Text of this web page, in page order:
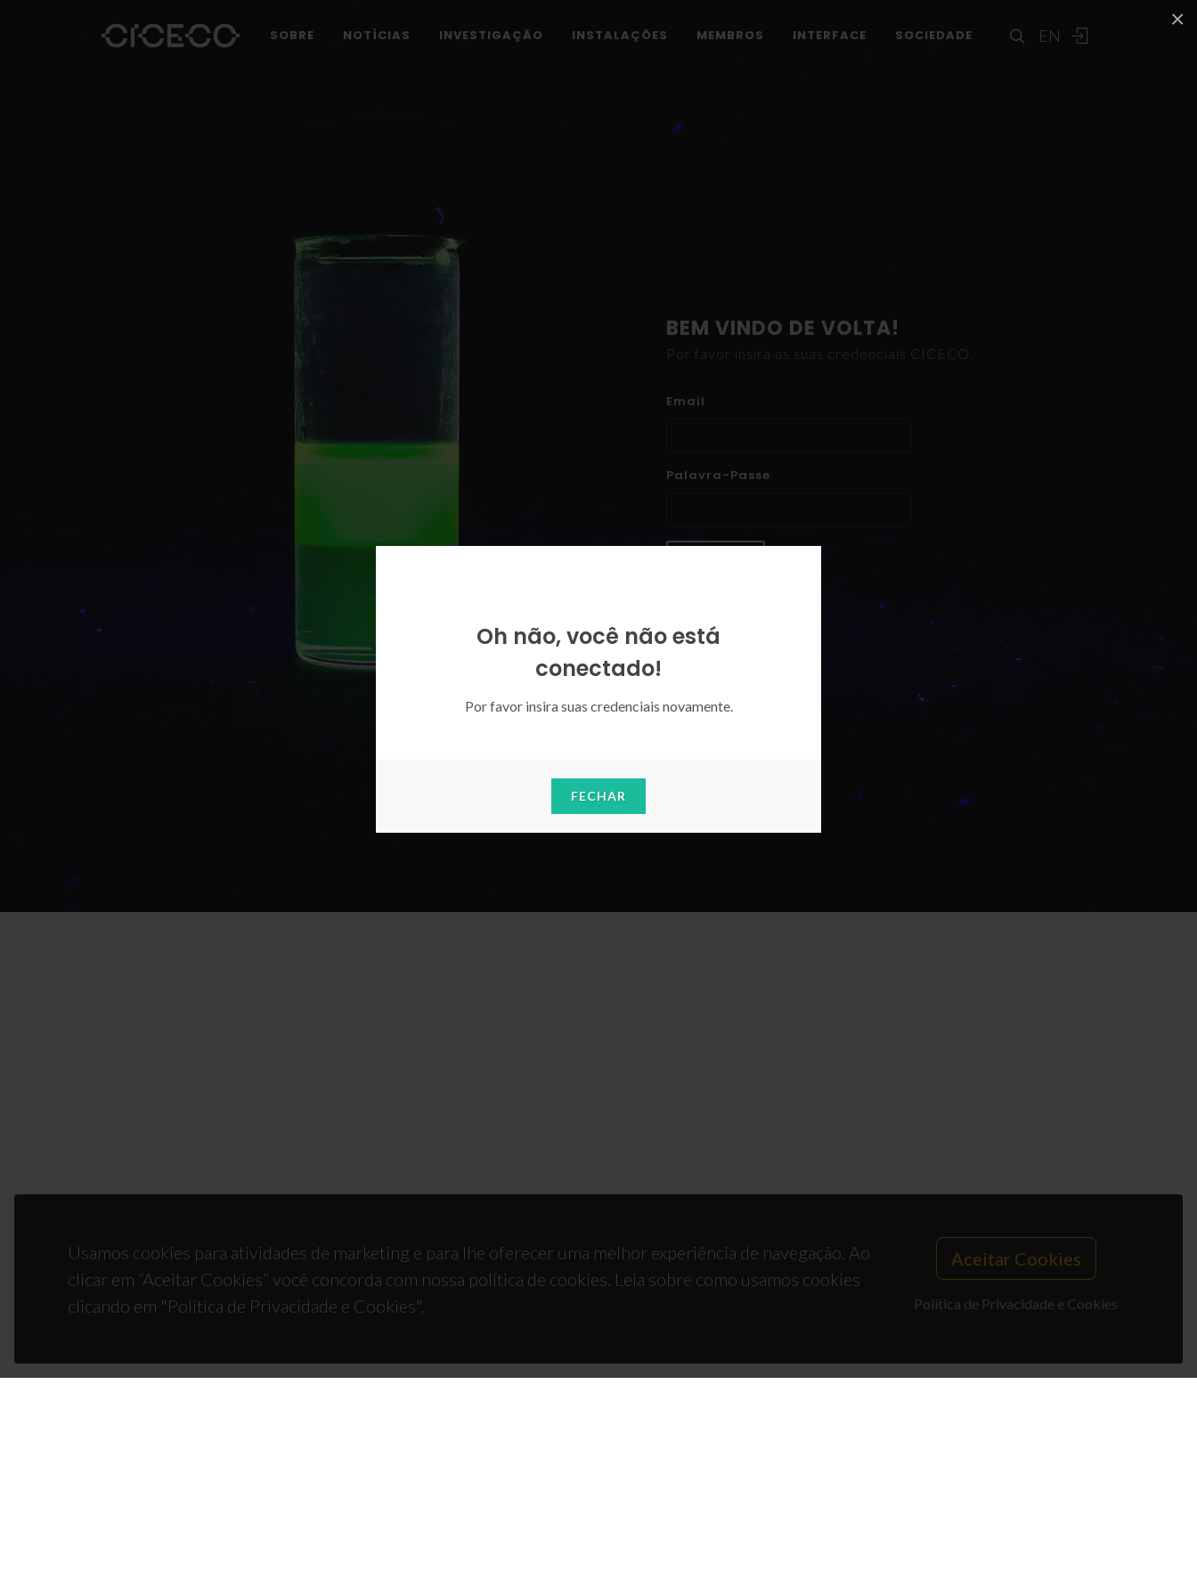
Oh não, você não está
conectado!
Por favor insira suas credenciais novamente.
FECHAR
×
EN
SOBRE NOTÍCIAS INVESTIGAÇÃO INSTALAÇÕES MEMBROS INTERFACE SOCIEDADE
BEM VINDO DE VOLTA!
Por favor insira as suas credenciais CICECO.
Email
Palavra-Passe
Usamos cookies para atividades de marketing e para lhe oferecer uma melhor experiência de navegação. Ao
clicar em “Aceitar Cookies” você concorda com nossa política de cookies. Leia sobre como usamos cookies
clicando em "Política de Privacidade e Cookies".
Aceitar Cookies
Política de Privacidade e Cookies